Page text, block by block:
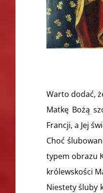
Warto dodać,
Matkę Bożą
Francji, a Jej
Choć
typem obrazu
królewskości
Niestety śluby